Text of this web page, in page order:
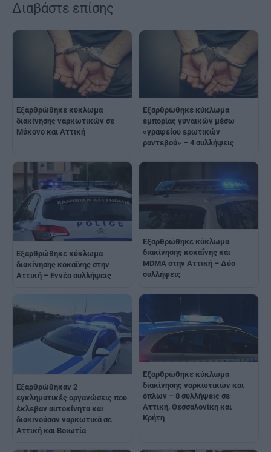
Διαβάστε επίσης
Εξαρθρώθηκε κύκλωμα
διακίνησης ναρκωτικών σε
Μύκονο και Αττική
Εξαρθρώθηκε κύκλωμα
εμπορίας γυναικών μέσω
«γραφείου ερωτικών
ραντεβού» – 4 συλλήψεις
Εξαρθρώθηκε κύκλωμα
διακίνησης κοκαΐνης στην
Αττική – Εννέα συλλήψεις
Εξαρθρώθηκε κύκλωμα
διακίνησης κοκαΐνης και
MDMA στην Αττική – Δύο
συλλήψεις
Εξαρθρώθηκαν 2
εγκληματικές οργανώσεις που
έκλεβαν αυτοκίνητα και
διακινούσαν ναρκωτικά σε
Αττική και Βοιωτία
Εξαρθρώθηκε κύκλωμα
διακίνησης ναρκωτικών και
όπλων – 8 συλλήψεις σε
Αττική, Θεσσαλονίκη και
Κρήτη